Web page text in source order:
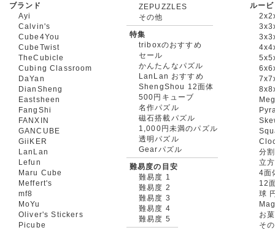
ブランド
Ayi
Calvin's
Cube4You
CubeTwist
TheCubicle
Cubing Classroom
DaYan
DianSheng
Eastsheen
FangShi
FANXIN
GANCUBE
GiiKER
LanLan
Lefun
Maru Cube
Meffert's
mf8
MoYu
Oliver's Stickers
Picube
ZEPUZZLES
その他
特集
triboxのおすすめ
セール
かんたんなパズル
LanLan おすすめ
ShengShou 12面体
500円キューブ
名作パズル
磁石搭載パズル
1,000円未満のパズル
透明パズル
Gearパズル
難易度の目安
難易度 1
難易度 2
難易度 3
難易度 4
難易度 5
ルー
分
立
4面
12
球
お
そ